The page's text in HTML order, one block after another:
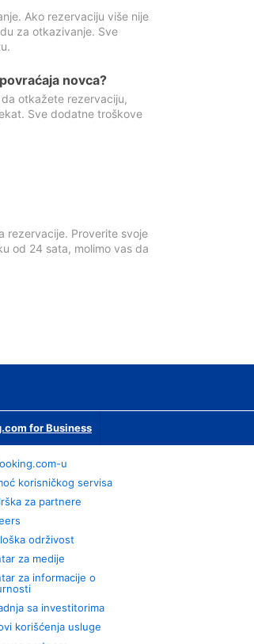
Ako rezervaciju više nije
za otkazivanje. Sve
novca?
otkažete rezervaciju,
Sve dodatne troškove
rezervacije. Proverite svoje
od 24 sata, molimo vas da
for Business
u
korisničkog servisa
za partnere
održivost
za medije
za informacije o
sa investitorima
korišćenja usluge